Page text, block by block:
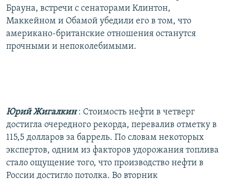
Брауна, встречи с сенаторами Клинтон,
Маккейном и Обамой убедили его в том, что
американо-британские отношения останутся
прочными и непоколебимыми.
Юрий Жигалкин: Стоимость нефти в четверг
достигла очередного рекорда, перевалив отметку в
115,5 долларов за баррель. По словам некоторых
экспертов, одним из факторов удорожания топлива
стало ощущение того, что производство нефти в
России достигло потолка. Во вторник